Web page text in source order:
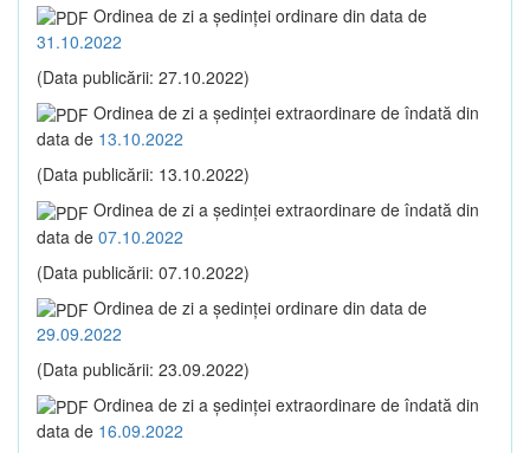
Ordinea de zi a şedinţei ordinare din data de
31.10.2022
(Data publicării: 27.10.2022)
Ordinea de zi a şedinţei extraordinare de îndată din
data de 13.10.2022
(Data publicării: 13.10.2022)
Ordinea de zi a şedinţei extraordinare de îndată din
data de 07.10.2022
(Data publicării: 07.10.2022)
Ordinea de zi a şedinţei ordinare din data de
29.09.2022
(Data publicării: 23.09.2022)
Ordinea de zi a şedinţei extraordinare de îndată din
data de 16.09.2022